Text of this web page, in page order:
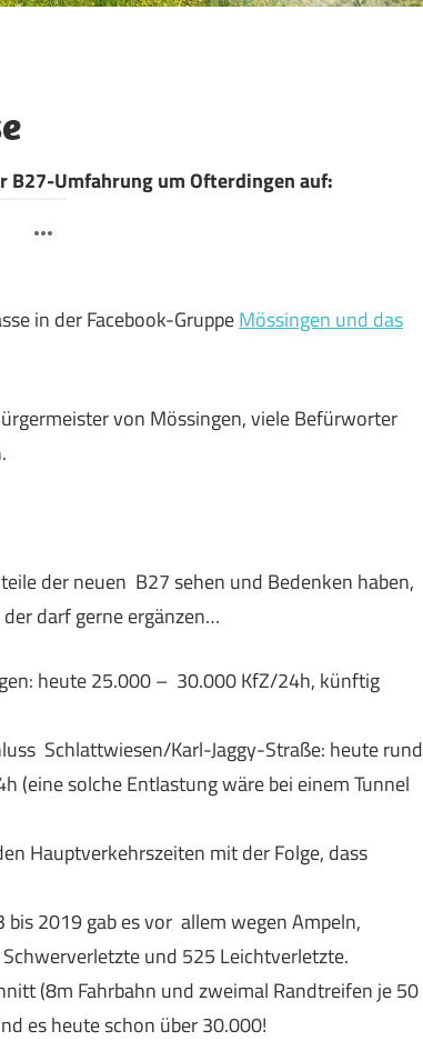
B27-Umfahrung um Ofterdingen auf:
in der Facebook-GruppeMössingen und das
von Mössingen, viele Befürworter
der neuen B27 sehen und Bedenken haben,
darf gerne ergänzen…
heute 25.000 – 30.000 KfZ/24h, künftig
Schlattwiesen/Karl-Jaggy-Straße: heute rund
solche Entlastung wäre bei einem Tunnel
Hauptverkehrszeiten mit der Folge, dass
2019 gab es vor allem wegen Ampeln,
und 525 Leichtverletzte.
(8m Fahrbahn und zweimal Randtreifen je 50
es heute schon über 30.000!